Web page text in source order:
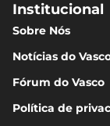
Institucional
Sobre Nós
Notícias do
Fórum do Vasco
Política de